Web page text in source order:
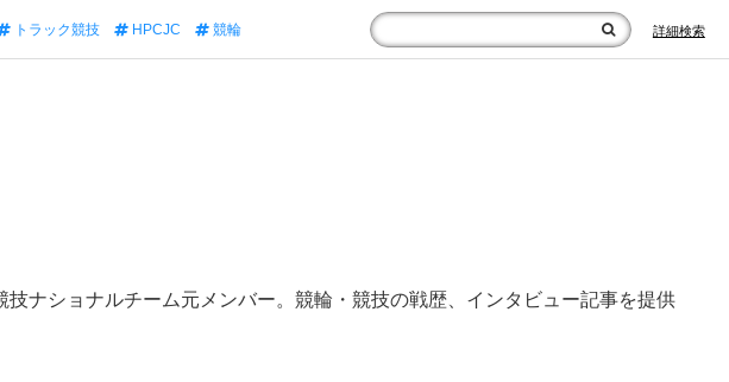
トラック競技 HPCJC 競輪 詳細検索
ナショナルチーム元メンバー。競輪・競技の戦歴、インタビュー記事を提供